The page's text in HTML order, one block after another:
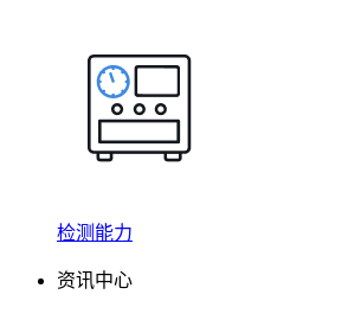
检测能力
资讯中心